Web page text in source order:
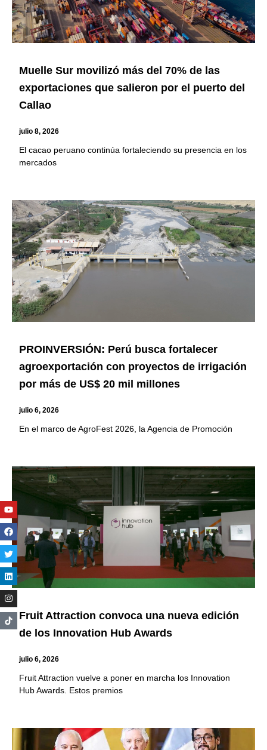
Muelle Sur movilizó más del 70% de las
exportaciones que salieron por el puerto del
Callao
julio 8, 2026
El cacao peruano continúa fortaleciendo su presencia en los
mercados
PROINVERSIÓN: Perú busca fortalecer
agroexportación con proyectos de irrigación
por más de US$ 20 mil millones
julio 6, 2026
En el marco de AgroFest 2026, la Agencia de Promoción
Fruit Attraction convoca una nueva edición
de los Innovation Hub Awards
julio 6, 2026
Fruit Attraction vuelve a poner en marcha los Innovation
Hub Awards. Estos premios
Youtube
Facebook
Twitter
Linkedin
Instagram